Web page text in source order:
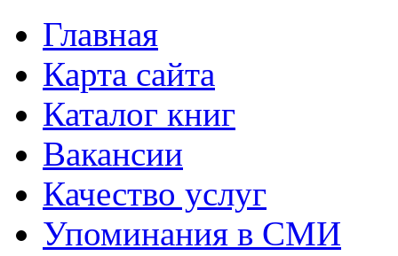
Главная
Карта сайта
Каталог книг
Вакансии
Качество услуг
Упоминания в СМИ